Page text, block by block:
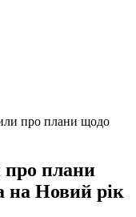
про плани щодо
про плани
на Новий рік